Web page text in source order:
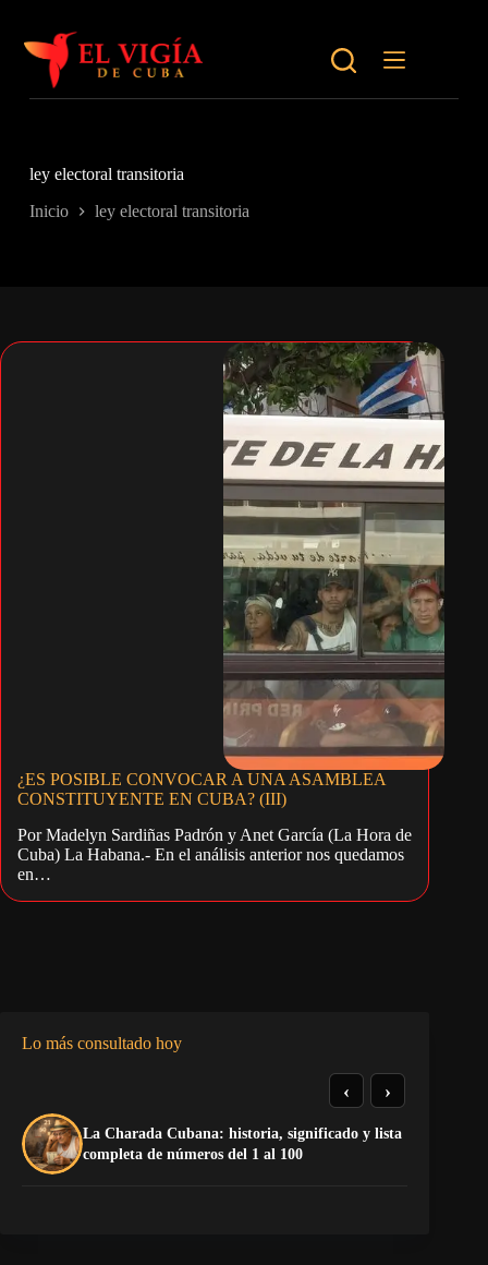
contenido
ley electoral transitoria
Inicio ley electoral transitoria
¿ES POSIBLE CONVOCAR A UNA ASAMBLEA
CONSTITUYENTE EN CUBA? (III)
Por Madelyn Sardiñas Padrón y Anet García (La Hora de
Cuba) La Habana.- En el análisis anterior nos quedamos
en…
Lo más consultado hoy
La Charada Cubana: historia, significado y lista
completa de números del 1 al 100
‹ ›